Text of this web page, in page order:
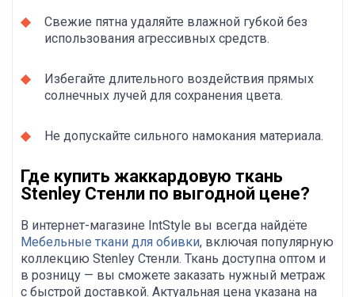
Свежие пятна удаляйте влажной губкой без
использования агрессивных средств.
Избегайте длительного воздействия прямых
солнечных лучей для сохранения цвета.
Не допускайте сильного намокания материала.
Где купить жаккардовую ткань
Stenley Стенли по выгодной цене?
В интернет-магазине IntStyle вы всегда найдёте
Мебельные ткани для обивки, включая популярную
коллекцию Stenley Стенли. Ткань доступна оптом и
в розницу — вы сможете заказать нужный метраж
с быстрой доставкой. Актуальная цена указана на